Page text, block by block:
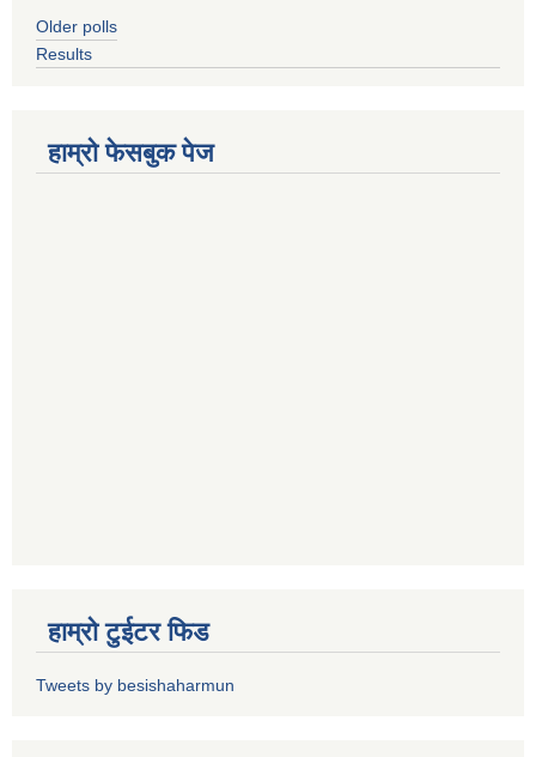
Older polls
Results
हाम्रो फेसबुक पेज
हाम्रो टुईटर फिड
Tweets by besishaharmun